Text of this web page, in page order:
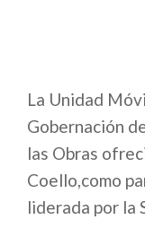
La Unidad
Gobernación
las Obras
Coello,como
liderada por la